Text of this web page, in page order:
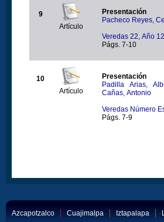
9
Artículo
Presentación
Pacheco Reyes,
Veredas 22, Año 12
Págs. 7-10
10
Artículo
Presentación
Padilla Arias,
Cañas, Antonio
Veredas Número
Págs. 7-9
Azcapotzalco Cuajimalpa Iztapalapa